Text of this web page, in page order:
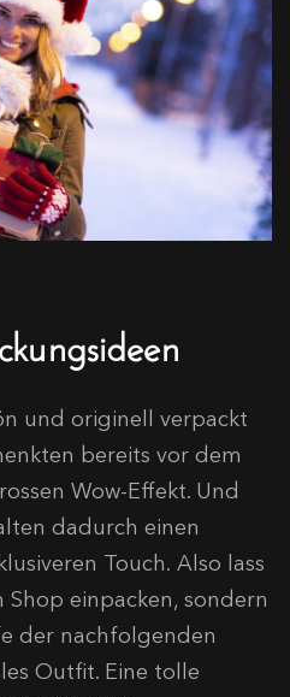
und originell verpackt
bereits vor dem
Wow-Effekt. Und
dadurch einen
Touch. Also lass
einpacken, sondern
der nachfolgenden
Outfit. Eine tolle